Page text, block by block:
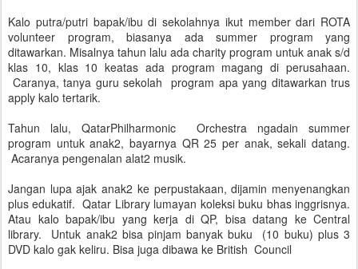
Kalo putra/putri bapak/ibu di sekolahnya ikut member dari ROTA
volunteer program, biasanya ada summer program yang
ditawarkan. Misalnya tahun lalu ada charity program untuk anak s/d
klas 10, klas 10 keatas ada program magang di perusahaan.
Caranya, tanya guru sekolah program apa yang ditawarkan trus
apply kalo tertarik.
Tahun lalu, QatarPhilharmonic Orchestra ngadain summer
program untuk anak2, bayarnya QR 25 per anak, sekali datang.
Acaranya pengenalan alat2 musik.
Jangan lupa ajak anak2 ke perpustakaan, dijamin menyenangkan
plus edukatif. Qatar Library lumayan koleksi buku bhas inggrisnya.
Atau kalo bapak/ibu yang kerja di QP, bisa datang ke Central
library. Untuk anak2 bisa pinjam banyak buku (10 buku) plus 3
DVD kalo gak keliru. Bisa juga dibawa ke British Council